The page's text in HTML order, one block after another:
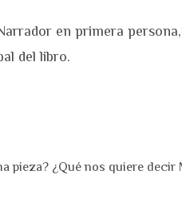
en primera
del libro.
pieza? ¿Qué nos quiere decir